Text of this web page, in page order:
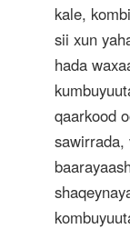
kale,
sii xun
hada
qaarkood
sawirrada,